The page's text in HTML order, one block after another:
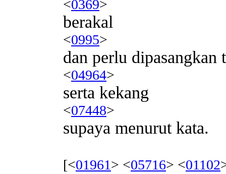
<0369>
berakal
<0995>
dan perlu dipasangkan
<04964>
serta kekang
<07448>
supaya menurut kata.
[<01961> <05716> <01102